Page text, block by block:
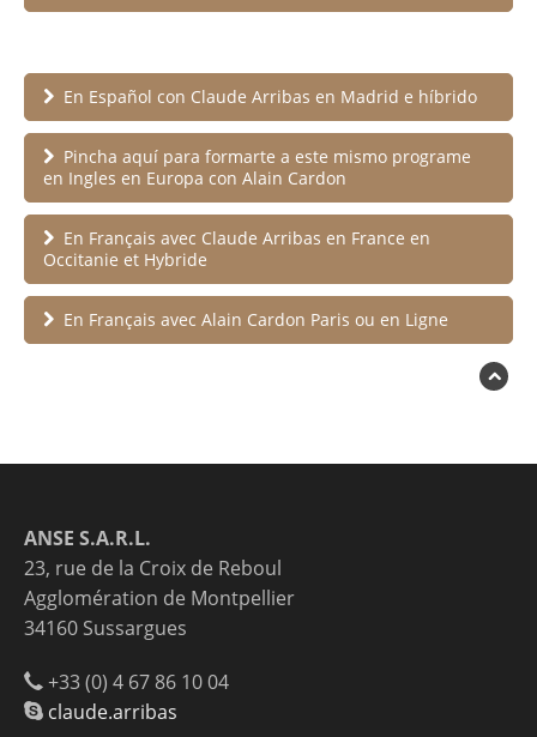
En Español con Claude Arribas en Madrid e híbrido
Pincha aquí para formarte a este mismo programe
en Ingles en Europa con Alain Cardon
En Français avec Claude Arribas en France en
Occitanie et Hybride
En Français avec Alain Cardon Paris ou en Ligne
ANSE S.A.R.L.
23, rue de la Croix de Reboul
Agglomération de Montpellier
34160 Sussargues
+33 (0) 4 67 86 10 04
claude.arribas